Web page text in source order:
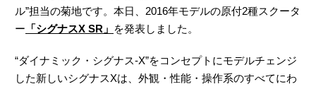
ル”担当の菊地です。本日、2016年モデルの原付2種スクータ
ー 「シグナスX SR」 を発表しました。
“ダイナミック・シグナス-X”をコンセプトにモデルチェンジ
した新しいシグナスXは、外観・性能・操作系のすべてにわ